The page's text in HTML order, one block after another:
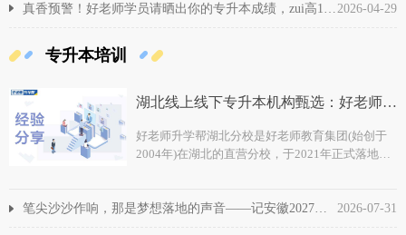
2026-04-29
专升本培训
湖北线上线下专升本机构甄选：好老师升学帮湖北分校全面介绍
好老师升学帮湖北分校是好老师教育集团(始创于
2004年)在湖北的直营分校，于2021年正式落地运
笔尖沙沙作响，那是梦想落地的声音——记安徽2027届暑期集训期中考试
2026-07-31